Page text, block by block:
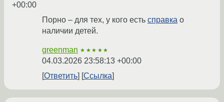
+00:00
Порно – для тех, у кого есть справка о
наличии детей.
greenman ★★★★★
04.03.2026 23:58:13 +00:00
Ответить
Ссылка